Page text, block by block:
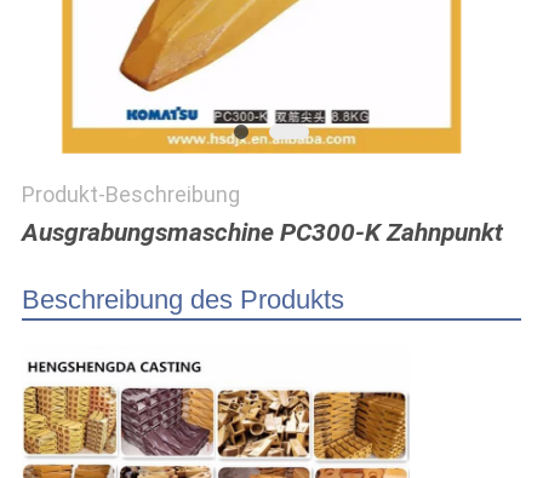
PRIVACY
Produkt-Beschreibung
Ausgrabungsmaschine PC300-K Zahnpunkt
Beschreibung des Produkts